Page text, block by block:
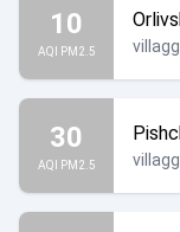
10
AQI PM2.5
30
AQI PM2.5